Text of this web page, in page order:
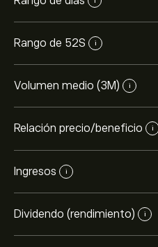
Rango de 52S i
Volumen medio (3M) i
Relación precio/beneficio i
Ingresos i
Dividendo (rendimiento) i